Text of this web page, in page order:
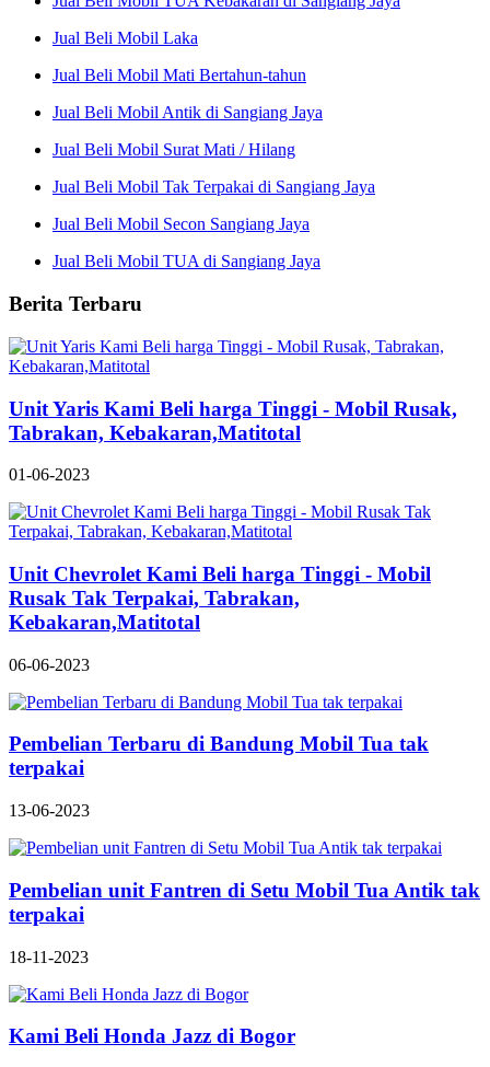
Jual Beli Mobil Laka
Jual Beli Mobil Mati Bertahun-tahun
Jual Beli Mobil Antik di Sangiang Jaya
Jual Beli Mobil Surat Mati / Hilang
Jual Beli Mobil Tak Terpakai di Sangiang Jaya
Jual Beli Mobil Secon Sangiang Jaya
Jual Beli Mobil TUA di Sangiang Jaya
Berita Terbaru
Unit Yaris Kami Beli harga Tinggi - Mobil Rusak,
Tabrakan, Kebakaran,Matitotal
01-06-2023
Unit Chevrolet Kami Beli harga Tinggi - Mobil
Rusak Tak Terpakai, Tabrakan,
Kebakaran,Matitotal
06-06-2023
Pembelian Terbaru di Bandung Mobil Tua tak
terpakai
13-06-2023
Pembelian unit Fantren di Setu Mobil Tua Antik tak
terpakai
18-11-2023
Kami Beli Honda Jazz di Bogor